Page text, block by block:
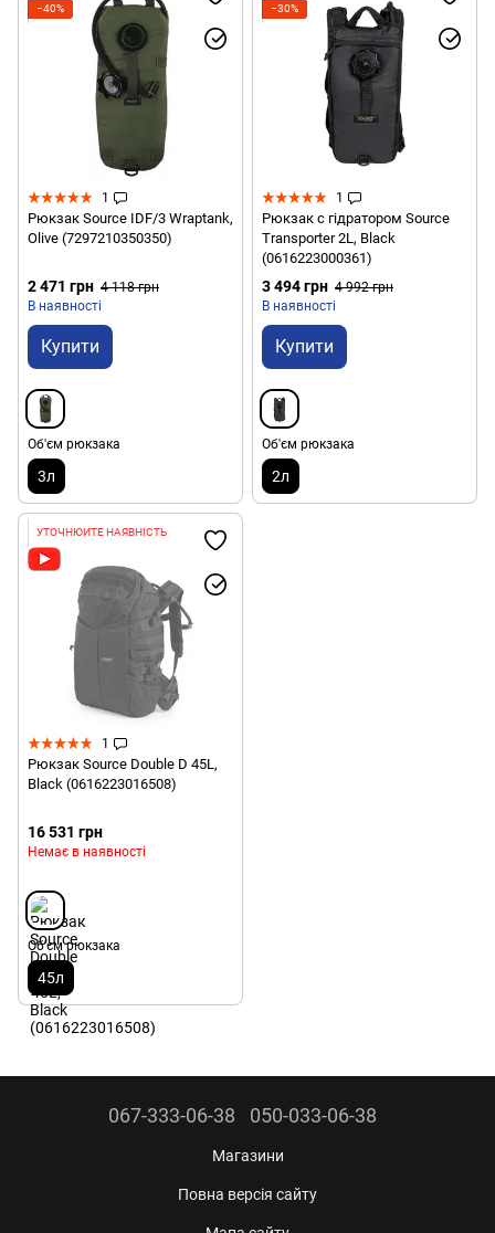
−40%
1
Рюкзак Source IDF/3 Wraptank,
Olive (7297210350350)
2 471 грн 4 118 грн
В наявності
Купити
Об'єм рюкзака
3л
−30%
1
Рюкзак с гідратором Source
Transporter 2L, Black
(0616223000361)
3 494 грн 4 992 грн
В наявності
Купити
Об'єм рюкзака
2л
УТОЧНЮЙТЕ НАЯВНІСТЬ
1
Рюкзак Source Double D 45L,
Black (0616223016508)
16 531 грн
Немає в наявності
Об'єм рюкзака
45л
067-333-06-38 050-033-06-38
Магазини
Повна версія сайту